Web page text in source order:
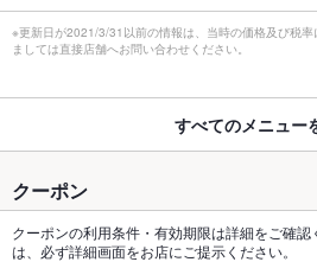
※更新日が2021/3/31以前の情報は、当時の価格及び税
ましては直接店舗へお問い合わせください。
すべてのメニュー
クーポン
クーポンの利用条件・有効期限は詳細をご確
は、必ず詳細画面をお店にご提示ください。